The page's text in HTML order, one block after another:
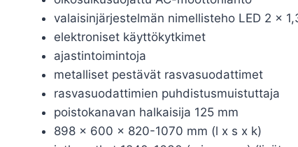
valaisinjärjestelmän nimellisteho LED 2 x
elektroniset käyttökytkimet
ajastintoimintoja
metalliset pestävät rasvasuodattimet
rasvasuodattimien puhdistusmuistuttaja
poistokanavan halkaisija 125 mm
898 x 600 x 820-1070 mm (l x s x k)